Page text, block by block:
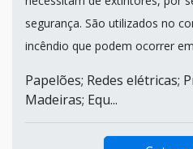
segurança. São utilizados no
incêndio que podem ocorrer
Papelões; Redes elétricas;
Madeiras; Equ...